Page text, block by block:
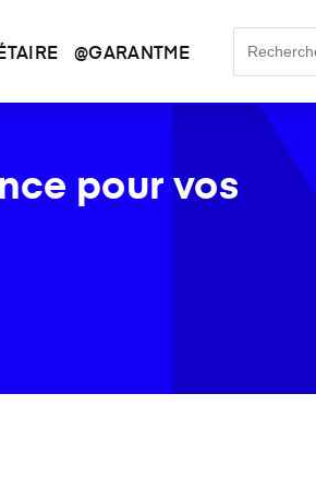
@GARANTME
pour vos